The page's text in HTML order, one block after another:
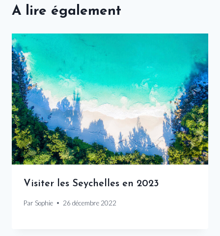
A lire également
Visiter les Seychelles en 2023
Par Sophie 26 décembre 2022